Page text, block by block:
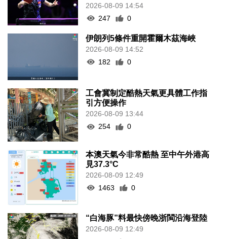
2026-08-09 14:54
247
0
伊朗列5條件重開霍爾木茲海峽
2026-08-09 14:52
182
0
工會冀制定酷熱天氣更具體工作指
引方便操作
2026-08-09 13:44
254
0
本澳天氣今非常酷熱 至中午外港高
見37.3°C
2026-08-09 12:49
1463
0
“白海豚”料最快傍晚浙閩沿海登陸
2026-08-09 12:49